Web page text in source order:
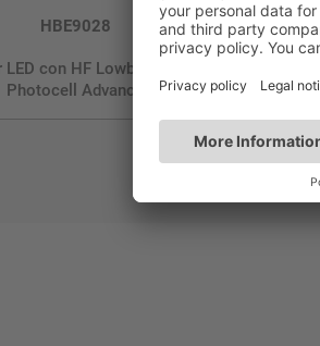
HBE9028
LED con HF Lowbay | 2-28W |
Photocell Advance